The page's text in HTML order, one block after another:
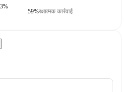
रक्षात्मक कार्रवाई
59%